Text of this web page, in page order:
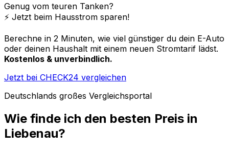
Genug vom teuren Tanken?
⚡️ Jetzt beim Hausstrom sparen!
Berechne in 2 Minuten, wie viel günstiger du dein E-Auto
oder deinen Haushalt mit einem neuen Stromtarif lädst.
Kostenlos & unverbindlich.
Jetzt bei CHECK24 vergleichen
Deutschlands großes Vergleichsportal
Wie finde ich den besten Preis in
Liebenau?